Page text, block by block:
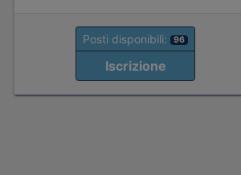
Posti disponibili: 96
Iscrizione